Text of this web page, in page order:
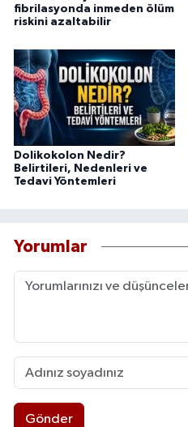
fibrilasyonda inmeden ölüm
riskini azaltabilir
Dolikokolon Nedir?
Belirtileri, Nedenleri ve
Tedavi Yöntemleri
Yorumlar
Gönder